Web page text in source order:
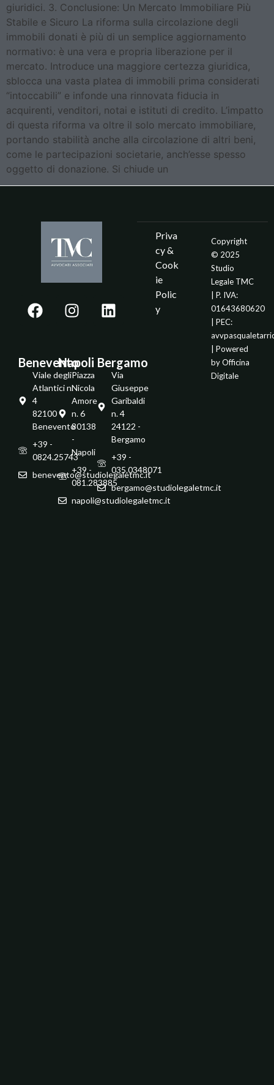
giuridici. 3. Conclusione: Un Mercato Immobiliare Più
Stabile e Sicuro La riforma sulla circolazione degli
immobili donati è più di un semplice aggiornamento
normativo: è una vera e propria liberazione per il
mercato. Introduce una maggiore certezza giuridica,
sblocca una vasta platea di immobili prima considerati
“intoccabili” e infonde una rinnovata fiducia in
acquirenti, venditori, notai e istituti di credito. L’impatto
di questa riforma va oltre il solo mercato immobiliare,
portando stabilità anche alla circolazione di altri beni,
come le partecipazioni societarie, anch’esse spesso
oggetto di donazione. Si chiude un
Benevento
Viale degli
Atlantici n.
4
82100 -
Benevento
+39 -
0824.25743
benevento@studiolegaletmc.it
Napoli
Piazza
Nicola
Amore
n. 6
80138
-
Napoli
+39 -
081.283885
napoli@studiolegaletmc.it
Bergamo
Via
Giuseppe
Garibaldi
n. 4
24122 -
Bergamo
+39 -
035.0348071
bergamo@studiolegaletmc.it
Priva
cy &
Cook
ie
Polic
y
Copyright
© 2025
Studio
Legale TMC
| P. IVA:
01643680620
| PEC:
| Powered
byOfficina
Digitale